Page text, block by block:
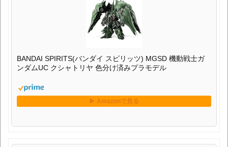
BANDAI SPIRITS(バンダイ スピリッツ) MGSD 機動戦士ガ
ンダムUC クシャトリヤ 色分け済みプラモデル